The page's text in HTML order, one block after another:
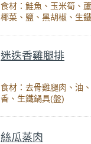
食材：鮭魚、玉米筍、
椰菜、鹽、黑胡椒、生
迷迭香雞腿排
食材：去骨雞腿肉、油
香、生鐵鍋具(盤)
絲瓜蒸肉